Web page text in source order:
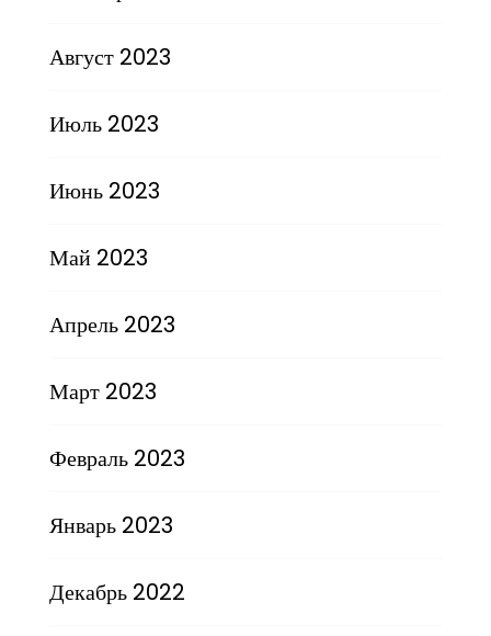
Август 2023
Июль 2023
Июнь 2023
Май 2023
Апрель 2023
Март 2023
Февраль 2023
Январь 2023
Декабрь 2022